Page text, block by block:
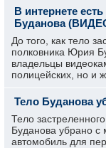
В интернете
Буданова
До того, как тело
полковника Юрия
владельцы
полицейских, но и
Тело Буданова
Тело
Буданова убрано с
автомобиль для